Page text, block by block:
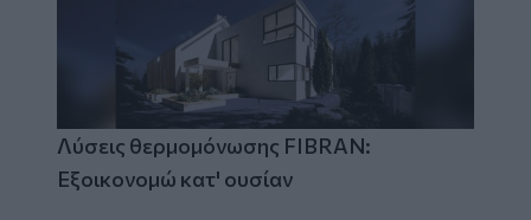
Λύσεις θερμομόνωσης FIBRAN:
Εξοικονομώ κατ' ουσίαν